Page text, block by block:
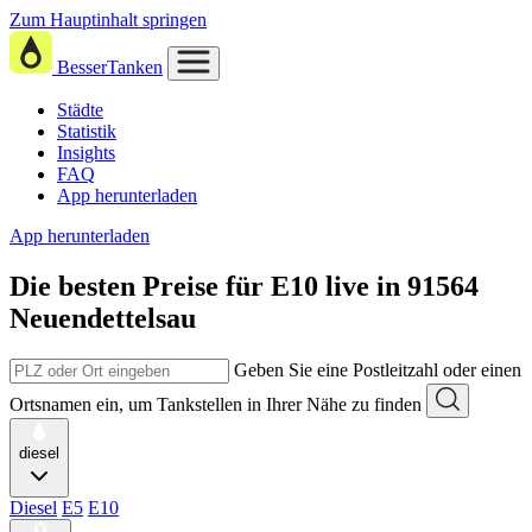
Zum Hauptinhalt springen
BesserTanken
Städte
Statistik
Insights
FAQ
App herunterladen
App herunterladen
Die besten Preise für E10 live in 91564
Neuendettelsau
Geben Sie eine Postleitzahl oder einen
Ortsnamen ein, um Tankstellen in Ihrer Nähe zu finden
diesel
Diesel E5 E10